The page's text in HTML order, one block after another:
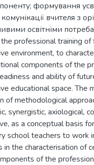
формування
вчителя з
освітніми
professional training of
environment, to
components of the
and ability of
educational space. The
methodological
synergistic, axiological,
as a conceptual basis
school teachers to work
the characterisation of
of the